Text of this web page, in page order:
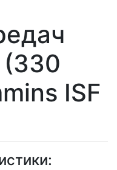
(330
ISF